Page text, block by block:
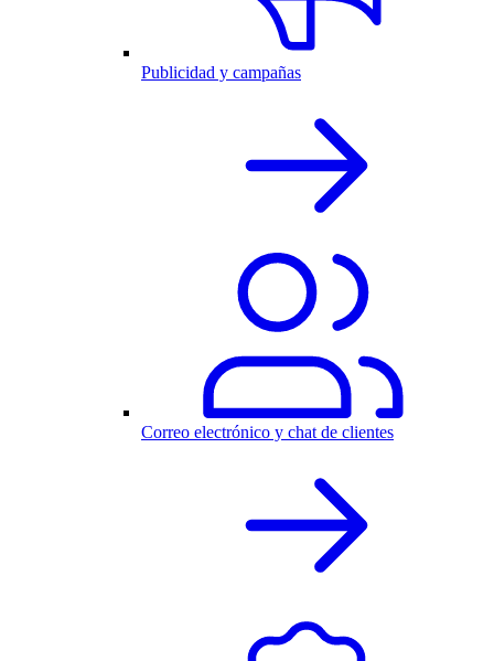
Publicidad y campañas
Correo electrónico y chat de clientes